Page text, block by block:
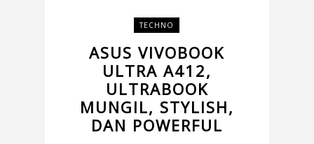
TECHNO
ASUS VIVOBOOK
ULTRA A412,
ULTRABOOK
MUNGIL, STYLISH,
DAN POWERFUL